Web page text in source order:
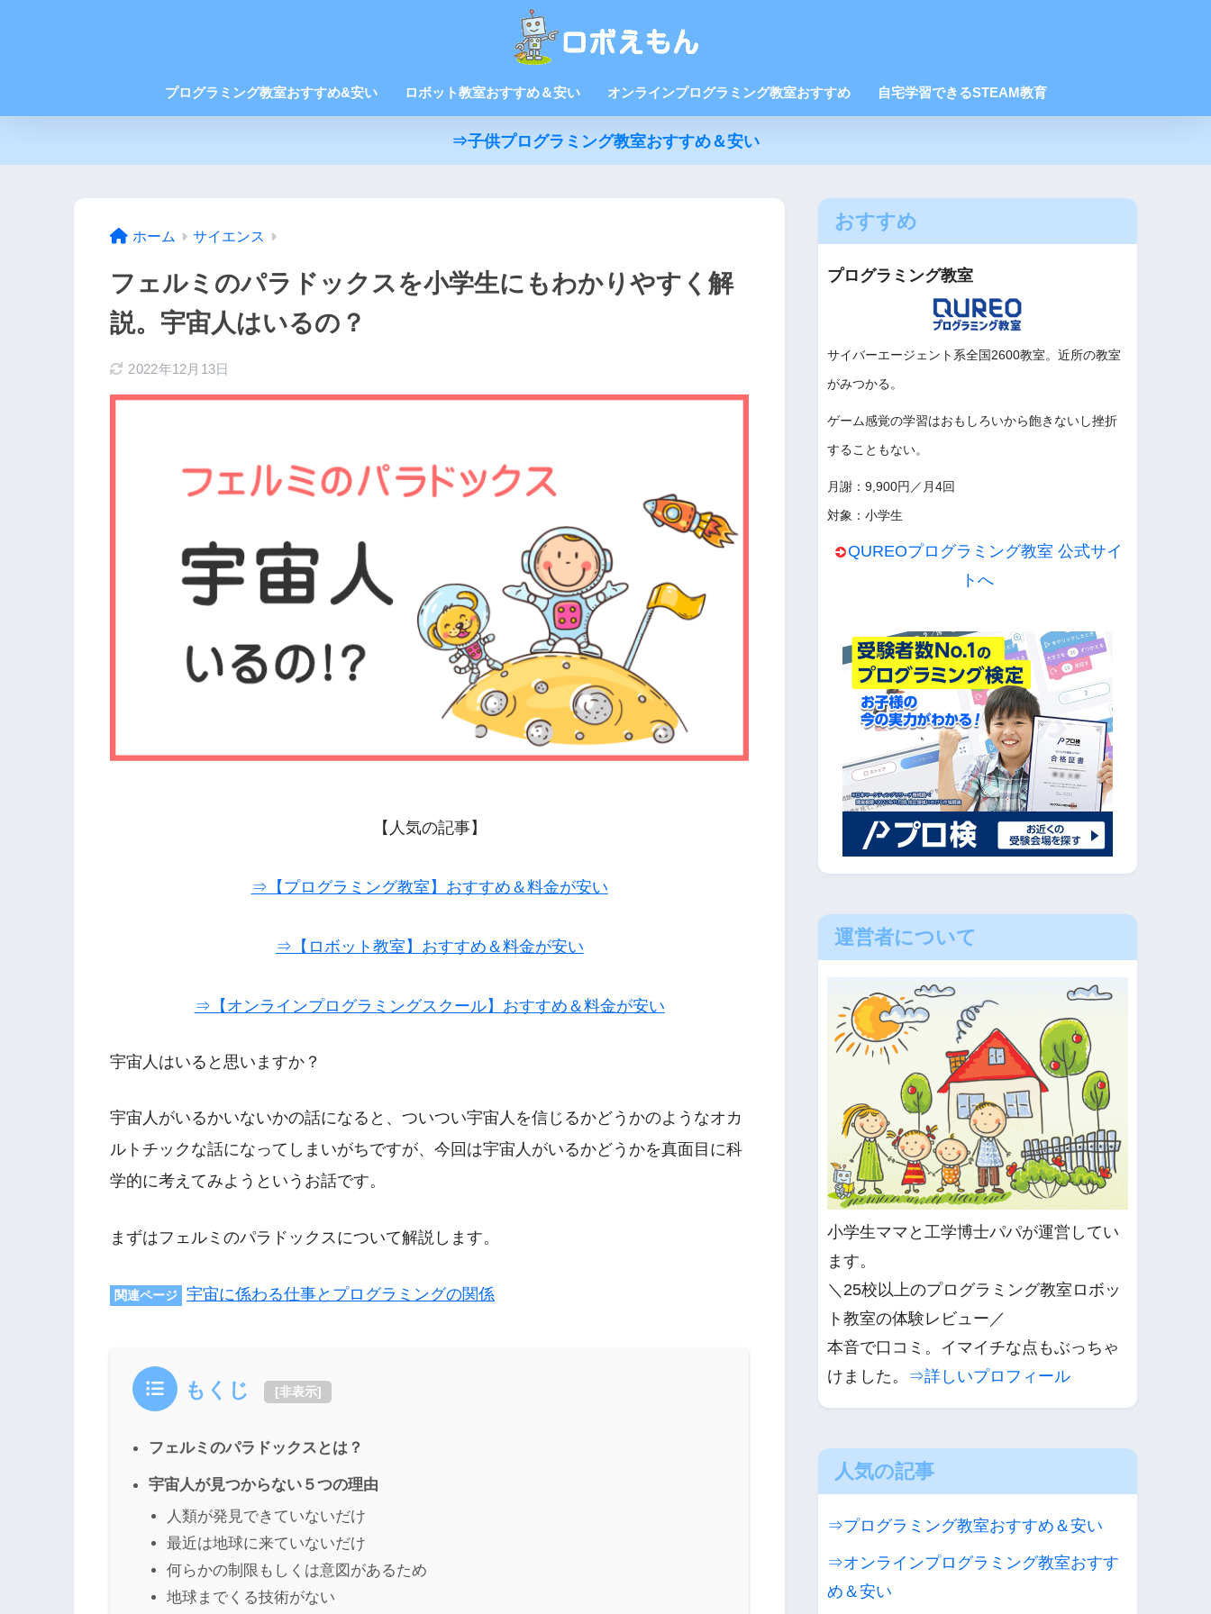
プログラミング教室おすすめ&安い ロボット教室おすすめ＆安い オンラインプログラミング教室おすすめ 自宅学習できるSTEAM教育
⇒子供プログラミング教室おすすめ＆安い
ホーム サイエンス
フェルミのパラドックスを小学生にもわかりやすく解
説。宇宙人はいるの？
2022年12月13日
【人気の記事】
⇒【プログラミング教室】おすすめ＆料金が安い
⇒【ロボット教室】おすすめ＆料金が安い
⇒【オンラインプログラミングスクール】おすすめ＆料金が安い
宇宙人はいると思いますか？
宇宙人がいるかいないかの話になると、ついつい宇宙人を信じるかどうかのようなオカ
ルトチックな話になってしまいがちですが、今回は宇宙人がいるかどうかを真面目に科
学的に考えてみようというお話です。
まずはフェルミのパラドックスについて解説します。
関連ページ 宇宙に係わる仕事とプログラミングの関係
もくじ [非表示]
フェルミのパラドックスとは？
宇宙人が見つからない５つの理由
人類が発見できていないだけ
最近は地球に来ていないだけ
何らかの制限もしくは意図があるため
地球までくる技術がない
おすすめ
プログラミング教室
サイバーエージェント系全国2600教室。近所の教室
がみつかる。
ゲーム感覚の学習はおもしろいから飽きないし挫折
することもない。
月謝：9,900円／月4回
対象：小学生
QUREOプログラミング教室 公式サイ
トへ
運営者について
小学生ママと工学博士パパが運営してい
ます。
＼25校以上のプログラミング教室ロボッ
ト教室の体験レビュー／
本音で口コミ。イマイチな点もぶっちゃ
けました。 ⇒詳しいプロフィール
人気の記事
⇒プログラミング教室おすすめ＆安い
⇒オンラインプログラミング教室おすす
め＆安い